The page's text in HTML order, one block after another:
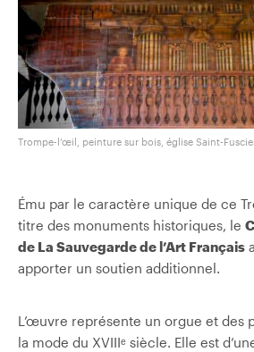
Trompe-l’œil, peinture sur bois, église Saint-
Ému par le caractère unique de ce
titre des monuments historiques, le
de La Sauvegarde de l’Art Français
apporter un soutien additionnel.
L’œuvre représente un orgue et des
la mode du XVIIIᵉ siècle. Elle est